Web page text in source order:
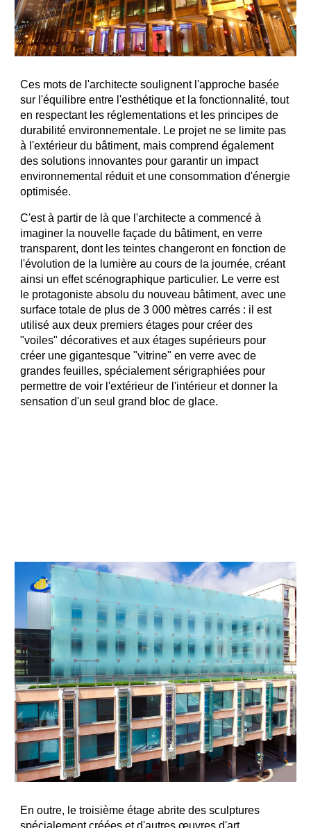
Ces mots de l'architecte soulignent l'approche basée
sur l'équilibre entre l'esthétique et la fonctionnalité, tout
en respectant les réglementations et les principes de
durabilité environnementale. Le projet ne se limite pas
à l'extérieur du bâtiment, mais comprend également
des solutions innovantes pour garantir un impact
environnemental réduit et une consommation d'énergie
optimisée.
C'est à partir de là que l'architecte a commencé à
imaginer la nouvelle façade du bâtiment, en verre
transparent, dont les teintes changeront en fonction de
l'évolution de la lumière au cours de la journée, créant
ainsi un effet scénographique particulier. Le verre est
le protagoniste absolu du nouveau bâtiment, avec une
surface totale de plus de 3 000 mètres carrés : il est
utilisé aux deux premiers étages pour créer des
"voiles" décoratives et aux étages supérieurs pour
créer une gigantesque "vitrine" en verre avec de
grandes feuilles, spécialement sérigraphiées pour
permettre de voir l'extérieur de l'intérieur et donner la
sensation d'un seul grand bloc de glace.
En outre, le troisième étage abrite des sculptures